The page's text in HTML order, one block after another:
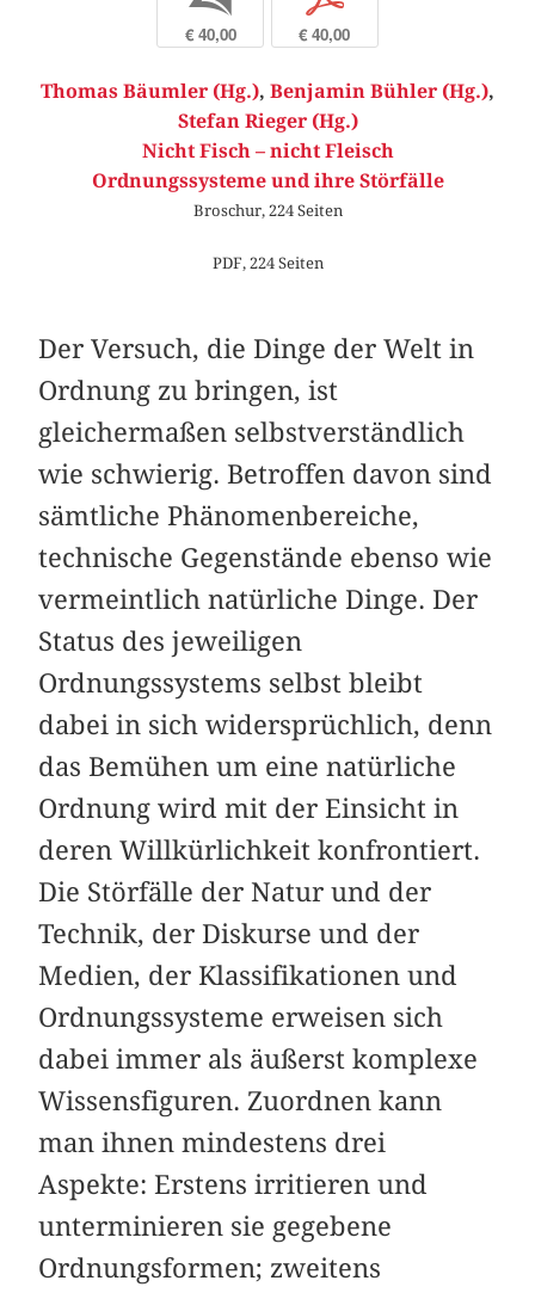
€ 40,00 € 40,00
Thomas Bäumler (Hg.), Benjamin Bühler (Hg.),
Stefan Rieger (Hg.)
Nicht Fisch – nicht Fleisch
Ordnungssysteme und ihre Störfälle
Broschur, 224 Seiten
PDF, 224 Seiten
Der Versuch, die Dinge der Welt in
Ordnung zu bringen, ist
gleichermaßen selbstverständlich
wie schwierig. Betroffen davon sind
sämtliche Phänomenbereiche,
technische Gegenstände ebenso wie
vermeintlich natürliche Dinge. Der
Status des jeweiligen
Ordnungssystems selbst bleibt
dabei in sich widersprüchlich, denn
das Bemühen um eine natürliche
Ordnung wird mit der Einsicht in
deren Willkürlichkeit konfrontiert.
Die Störfälle der Natur und der
Technik, der Diskurse und der
Medien, der Klassifikationen und
Ordnungssysteme erweisen sich
dabei immer als äußerst komplexe
Wissensfiguren. Zuordnen kann
man ihnen mindestens drei
Aspekte: Erstens irritieren und
unterminieren sie gegebene
Ordnungsformen; zweitens